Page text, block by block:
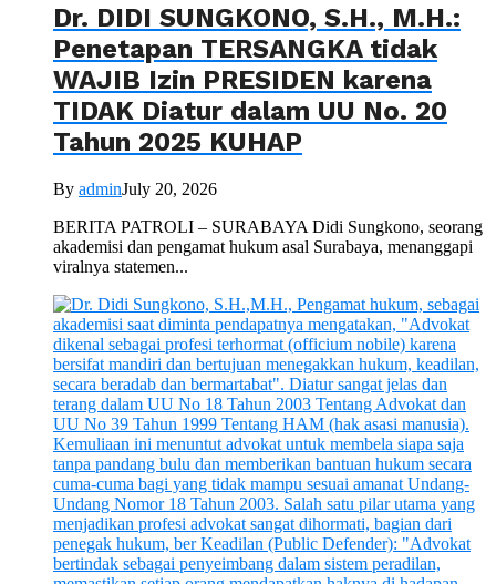
Dr. DIDI SUNGKONO, S.H., M.H.:
Penetapan TERSANGKA tidak
WAJIB Izin PRESIDEN karena
TIDAK Diatur dalam UU No. 20
Tahun 2025 KUHAP
By adminJuly 20, 2026
BERITA PATROLI – SURABAYA Didi Sungkono, seorang
akademisi dan pengamat hukum asal Surabaya, menanggapi
viralnya statemen...